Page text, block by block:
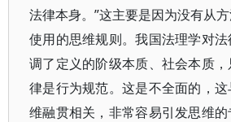
法律本身。”这主要是因为没有从
使用的思维规则。我国法理学对
调了定义的阶级本质、社会本质
律是行为规范。这是不全面的，
维融贯相关，非常容易引发思维